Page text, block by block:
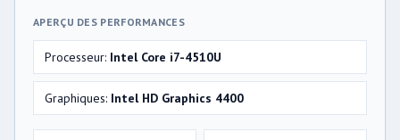
APERÇU DES PERFORMANCES
Processeur: Intel Core i7-4510U
Graphiques: Intel HD Graphics 4400